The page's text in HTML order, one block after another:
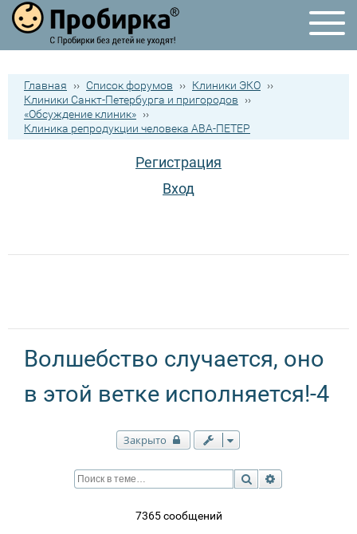
Главная ›› Список форумов ›› Клиники ЭКО ››
Клиники Санкт-Петербурга и пригородов
››
«Обсуждение клиник» ››
Клиника репродукции человека АВА-ПЕТЕР
Регистрация
Вход
Волшебство случается, оно
в этой ветке исполняется!-4
Закрыто
Поиск
7365 сообщений